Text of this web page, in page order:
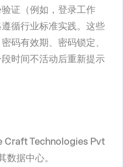
证（例如，登录工作
循行业标准实践。这些
码有效期、密码锁定、
时间不活动后重新提示
Craft Technologies Pvt
数据中心。